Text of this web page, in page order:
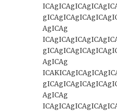
AgICAg
AgICAg
AgICAg